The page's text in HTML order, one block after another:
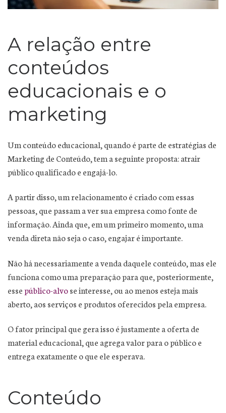
A relação entre
conteúdos
educacionais e o
marketing
Um conteúdo educacional, quando é parte de estratégias de
Marketing de Conteúdo, tem a seguinte proposta: atrair
público qualificado e engajá-lo.
A partir disso, um relacionamento é criado com essas
pessoas, que passam a ver sua empresa como fonte de
informação. Ainda que, em um primeiro momento, uma
venda direta não seja o caso, engajar é importante.
Não há necessariamente a venda daquele conteúdo, mas ele
funciona como uma preparação para que, posteriormente,
essepúblico-alvose interesse, ou ao menos esteja mais
aberto, aos serviços e produtos oferecidos pela empresa.
O fator principal que gera isso é justamente a oferta de
material educacional, que agrega valor para o público e
entrega exatamente o que ele esperava.
Conteúdo